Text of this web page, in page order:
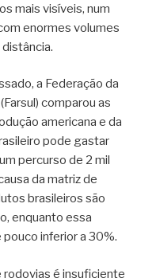
mais visíveis, num
enormes volumes
a Federação da
comparou as
americana e da
pode gastar
percurso de 2 mil
da matriz de
brasileiros são
enquanto essa
inferior a 30%.
rodovias é insuficiente